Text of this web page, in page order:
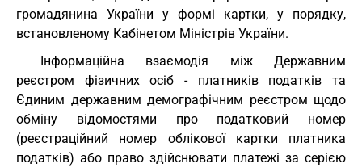
громадянина України у формі картки, у порядку,
встановленому Кабінетом Міністрів України.
Інформаційна взаємодія між Державним
реєстром фізичних осіб - платників податків та
Єдиним державним демографічним реєстром щодо
обміну відомостями про податковий номер
(реєстраційний номер облікової картки платника
податків) або право здійснювати платежі за серією